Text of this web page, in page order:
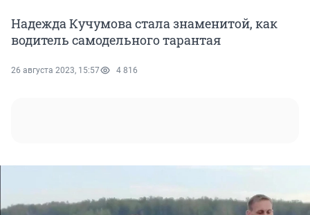
Надежда Кучумова стала знаменитой, как
водитель самодельного тарантая
26 августа 2023, 15:57 4 816